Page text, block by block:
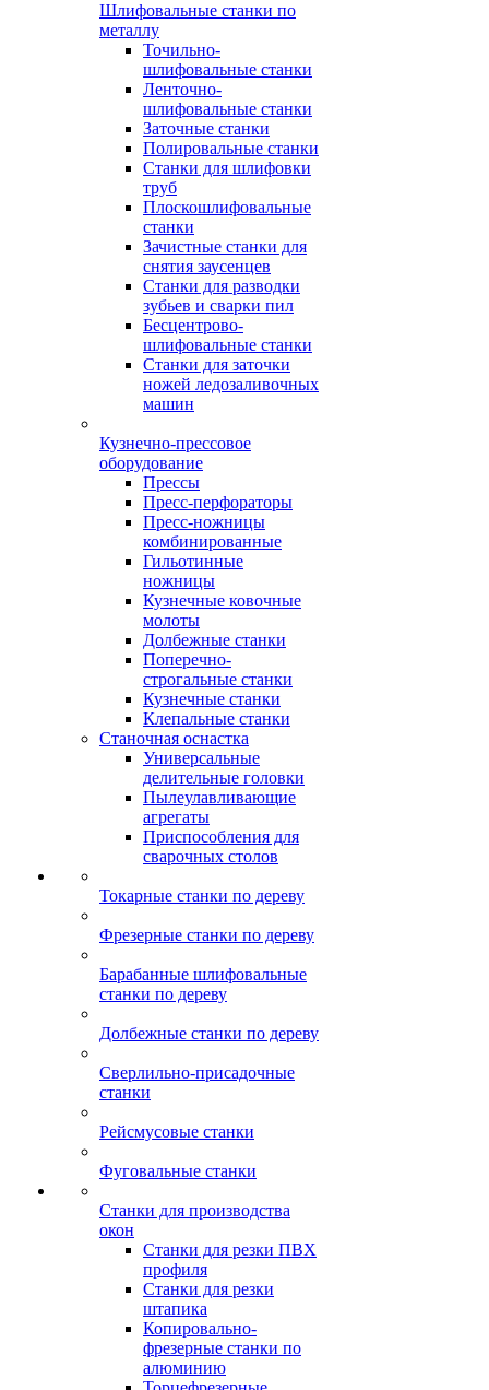
Шлифовальные станки по
металлу
Точильно-
шлифовальные станки
Ленточно-
шлифовальные станки
Заточные станки
Полировальные станки
Станки для шлифовки
труб
Плоскошлифовальные
станки
Зачистные станки для
снятия заусенцев
Станки для разводки
зубьев и сварки пил
Бесцентрово-
шлифовальные станки
Станки для заточки
ножей ледозаливочных
машин
Кузнечно-прессовое
оборудование
Прессы
Пресс-перфораторы
Пресс-ножницы
комбинированные
Гильотинные
ножницы
Кузнечные ковочные
молоты
Долбежные станки
Поперечно-
строгальные станки
Кузнечные станки
Клепальные станки
Станочная оснастка
Универсальные
делительные головки
Пылеулавливающие
агрегаты
Приспособления для
сварочных столов
Токарные станки по дереву
Фрезерные станки по дереву
Барабанные шлифовальные
станки по дереву
Долбежные станки по дереву
Сверлильно-присадочные
станки
Рейсмусовые станки
Фуговальные станки
Станки для производства
окон
Станки для резки ПВХ
профиля
Станки для резки
штапика
Копировально-
фрезерные станки по
алюминию